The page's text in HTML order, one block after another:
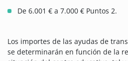
De 6.001 € a 7.000 € Puntos 2.
Los importes de las ayudas de
se determinarán en función de la